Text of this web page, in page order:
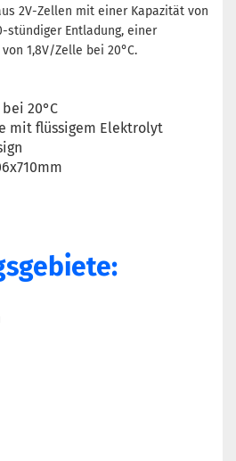
2V-Zellen mit einer Kapazität von
stündiger Entladung, einer
1,8V/Zelle bei 20°C.
bei 20°C
mit flüssigem Elektrolyt